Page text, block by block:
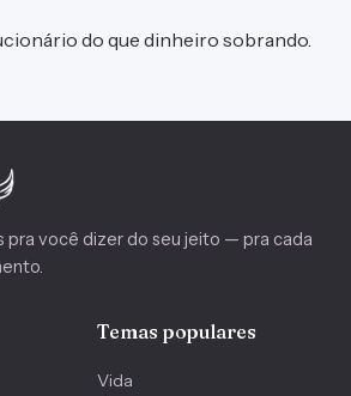
do que dinheiro sobrando.
pra você dizer do seu jeito — pra cada
Temas populares
Vida